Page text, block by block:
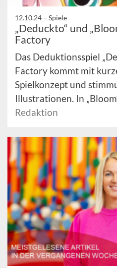
12.10.24 – Spiele
„Deduckto“ und
Factory
Das Deduktionsspiel
Factory kommt mit
Spielkonzept und
Illustrationen. In
Redaktion